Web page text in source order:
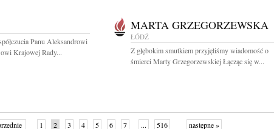
Panu Aleksandrowi
Krajowej Rady...
MARTA GRZEGORZEWSKA
ŁÓDŹ
Z głębokim smutkiem przyjęliśmy wiadomość o
śmierci Marty Grzegorzewskiej Łącząc się w...
1 2 3 4 5 6 7 ... 516 następne »